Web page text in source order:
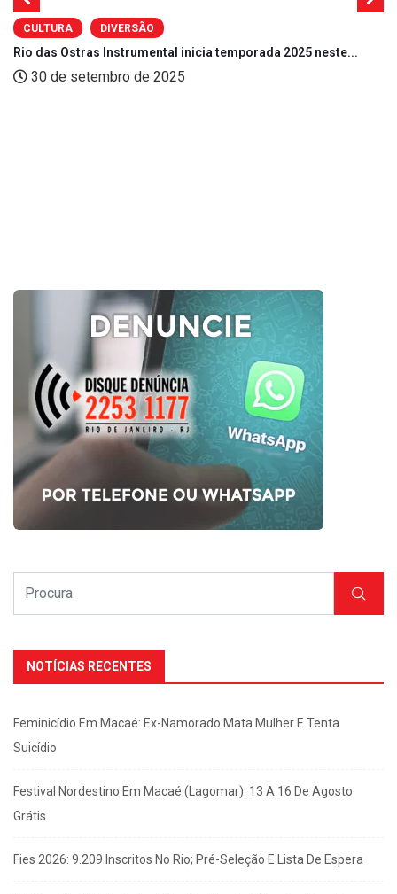
CULTURA DIVERSÃO
Rio das Ostras Instrumental inicia temporada 2025 neste...
30 de setembro de 2025
NOTÍCIAS RECENTES
Feminicídio Em Macaé: Ex-Namorado Mata Mulher E Tenta
Suicídio
Festival Nordestino Em Macaé (Lagomar): 13 A 16 De Agosto
Grátis
Fies 2026: 9.209 Inscritos No Rio; Pré-Seleção E Lista De Espera